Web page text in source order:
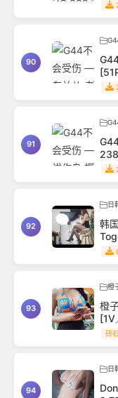
90
91
92
日
韩
93
橙
橙
[1V
砖
94
日